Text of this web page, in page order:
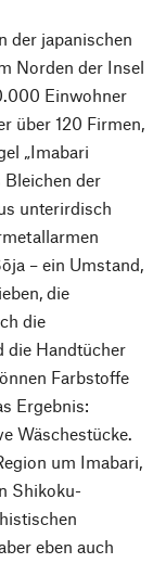
der japanischen
Norden der Insel
Einwohner
über 120 Firmen,
„Imabari
Bleichen der
unterirdisch
– ein Umstand,
die
die
die Handtücher
Farbstoffe
Ergebnis:
Wäschestücke.
um Imabari,
Shikoku-
eben auch